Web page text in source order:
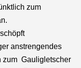
zum
anstrengendes
zum Gauligletscher